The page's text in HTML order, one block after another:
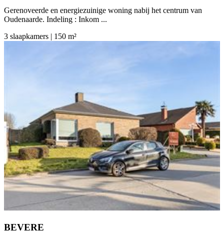
Gerenoveerde en energiezuinige woning nabij het centrum van
Oudenaarde. Indeling : Inkom ...
3 slaapkamers | 150 m²
BEVERE